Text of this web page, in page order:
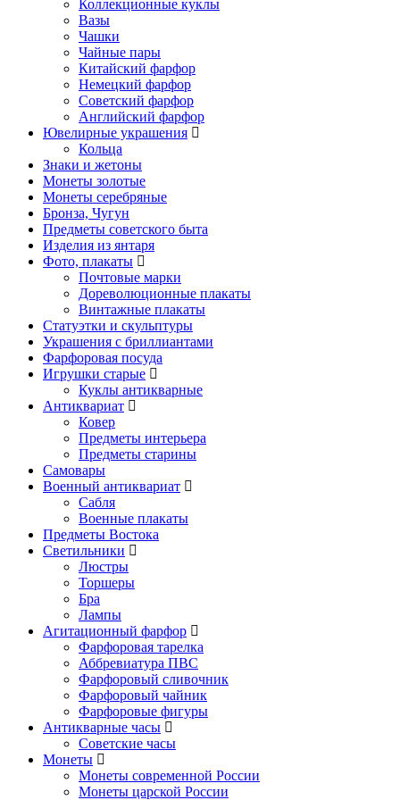
Коллекционные куклы
Вазы
Чашки
Чайные пары
Китайский фарфор
Немецкий фарфор
Советский фарфор
Английский фарфор
Ювелирные украшения
Кольца
Знаки и жетоны
Монеты золотые
Монеты серебряные
Бронза, Чугун
Предметы советского быта
Изделия из янтаря
Фото, плакаты
Почтовые марки
Дореволюционные плакаты
Винтажные плакаты
Статуэтки и скульптуры
Украшения с бриллиантами
Фарфоровая посуда
Игрушки старые
Куклы антикварные
Антиквариат
Ковер
Предметы интерьера
Предметы старины
Самовары
Военный антиквариат
Сабля
Военные плакаты
Предметы Востока
Светильники
Люстры
Торшеры
Бра
Лампы
Агитационный фарфор
Фарфоровая тарелка
Аббревиатура ПВС
Фарфоровый сливочник
Фарфоровый чайник
Фарфоровые фигуры
Антикварные часы
Советские часы
Монеты
Монеты современной России
Монеты царской России